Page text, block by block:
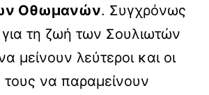
Οθωμανών. Συγχρόνως
τη ζωή των Σουλιωτών
μείνουν λεύτεροι και οι
τους να παραμείνουν